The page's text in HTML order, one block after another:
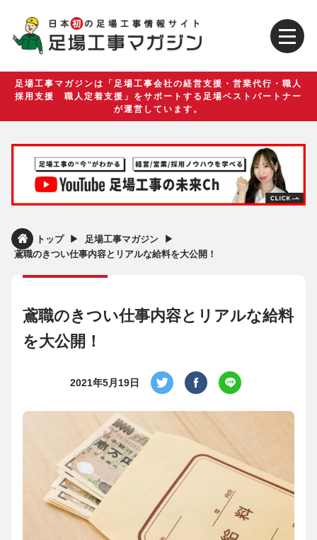
足場工事マガジンは「足場工事会社の経営支援・営業代行・職人
採用支援 職人定着支援」をサポートする足場ベストパートナー
が運営しています。
トップ ▶︎ 足場工事マガジン ▶︎
鳶職のきつい仕事内容とリアルな給料を大公開！
鳶職のきつい仕事内容とリアルな給料
を大公開！
2021年5月19日